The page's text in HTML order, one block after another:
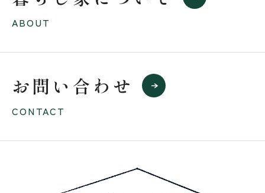
ABOUT
お問い合わせ
CONTACT